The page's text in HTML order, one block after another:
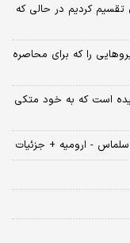
کردیم در حالی که
را که برای محاصره
است که به خود متکی